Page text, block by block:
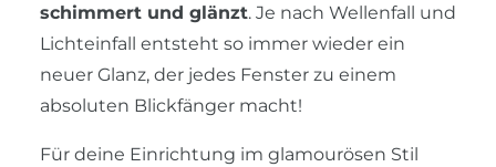
schimmert und glänzt. Je nach Wellenfall und
Lichteinfall entsteht so immer wieder ein
neuer Glanz, der jedes Fenster zu einem
absoluten Blickfänger macht!
Für deine Einrichtung im glamourösen Stil